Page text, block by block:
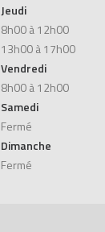
Jeudi
8h00 à 12h00
13h00 à 17h00
Vendredi
8h00 à 12h00
Samedi
Fermé
Dimanche
Fermé